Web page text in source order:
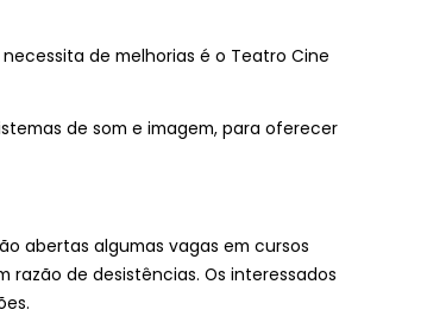
de melhorias é o Teatro Cine
de som e imagem, para oferecer
abertas algumas vagas em cursos
razão de desistências. Os interessados